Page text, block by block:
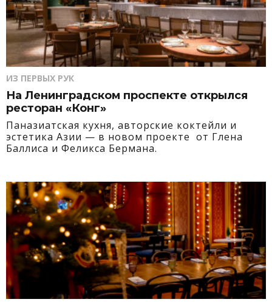
ИЗ ПЕРВЫХ РУК
На Ленинградском проспекте открылся
ресторан «Конг»
Паназиатская кухня, авторские коктейли и
эстетика Азии — в новом проекте от Глена
Баллиса и Феликса Бермана.